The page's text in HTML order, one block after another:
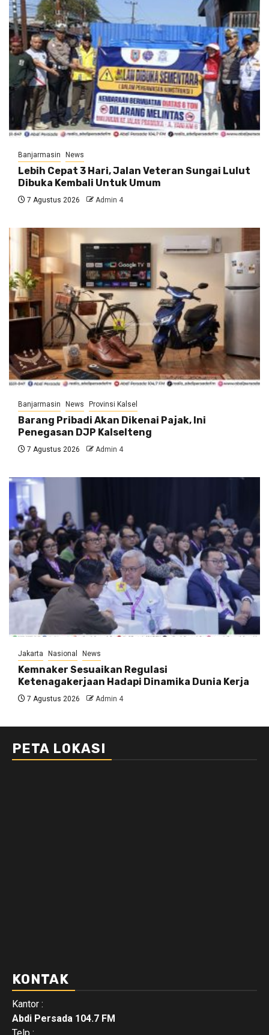
Banjarmasin News
Lebih Cepat 3 Hari, Jalan Veteran Sungai Lulut
Dibuka Kembali Untuk Umum
7 Agustus 2026 Admin 4
Banjarmasin News Provinsi Kalsel
Barang Pribadi Akan Dikenai Pajak, Ini
Penegasan DJP Kalselteng
7 Agustus 2026 Admin 4
Jakarta Nasional News
Kemnaker Sesuaikan Regulasi
Ketenagakerjaan Hadapi Dinamika Dunia Kerja
7 Agustus 2026 Admin 4
PETA LOKASI
KONTAK
Kantor :
Abdi Persada 104.7 FM